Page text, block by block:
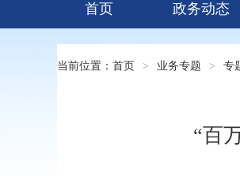
首页 政务动态
当前位置： 首页 > 业务专题 > 专
“百